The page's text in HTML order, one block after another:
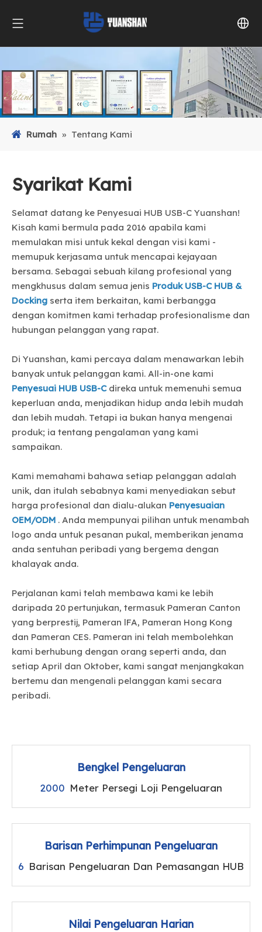
Rumah » Tentang Kami
Syarikat Kami
Selamat datang ke Penyesuai HUB USB-C Yuanshan!
Kisah kami bermula pada 2016 apabila kami
memulakan misi untuk kekal dengan visi kami -
memupuk kerjasama untuk mencapai kejayaan
bersama. Sebagai sebuah kilang profesional yang
mengkhusus dalam semua jenis Produk USB-C HUB &
Docking serta item berkaitan, kami berbangga
dengan komitmen kami terhadap profesionalisme dan
hubungan pelanggan yang rapat.
Di Yuanshan, kami percaya dalam menawarkan lebih
banyak untuk pelanggan kami. All-in-one kami
Penyesuai HUB USB-C direka untuk memenuhi semua
keperluan anda, menjadikan hidup anda lebih mudah
dan lebih mudah. Tetapi ia bukan hanya mengenai
produk; ia tentang pengalaman yang kami
sampaikan.
Kami memahami bahawa setiap pelanggan adalah
unik, dan itulah sebabnya kami menyediakan sebut
harga profesional dan dialu-alukan Penyesuaian
OEM/ODM . Anda mempunyai pilihan untuk menambah
logo anda untuk pesanan pukal, memberikan jenama
anda sentuhan peribadi yang bergema dengan
khalayak anda.
Perjalanan kami telah membawa kami ke lebih
daripada 20 pertunjukan, termasuk Pameran Canton
yang berprestij, Pameran lFA, Pameran Hong Kong
dan Pameran CES. Pameran ini telah membolehkan
kami berhubung dengan orang seperti anda, dan
setiap April dan Oktober, kami sangat menjangkakan
bertemu dan mengenali pelanggan kami secara
peribadi.
Bengkel Pengeluaran
2000 Meter Persegi Loji Pengeluaran
Barisan Perhimpunan Pengeluaran
6 Barisan Pengeluaran Dan Pemasangan HUB
Nilai Pengeluaran Harian